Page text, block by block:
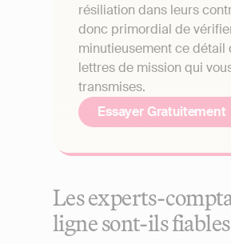
résiliation dans leurs
donc primordial de
minutieusement ce détail
lettres de mission qui
transmises.
Essayer Gratuitement
Les experts-
ligne sont-ils